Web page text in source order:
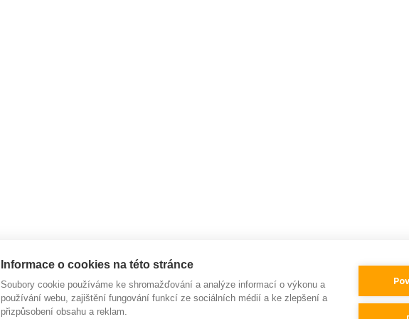
Informace o cookies na této stránce
Soubory cookie používáme ke shromažďování a analýze informací o výkonu a
používání webu, zajištění fungování funkcí ze sociálních médií a ke zlepšení a
přizpůsobení obsahu a reklam.